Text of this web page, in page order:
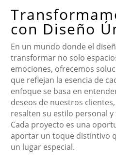
con Diseño
En un mundo donde el
transformar no solo
emociones, ofrecemos
que reflejan la esencia de
enfoque se basa en
deseos de nuestros
resalten su estilo personal
Cada proyecto es una
aportar un toque distintivo
un lugar especial.